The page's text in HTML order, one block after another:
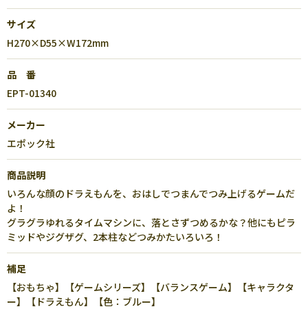
サイズ
H270×D55×W172mm
品 番
EPT-01340
メーカー
エポック社
商品説明
いろんな顔のドラえもんを、おはしでつまんでつみ上げるゲームだ
よ！
グラグラゆれるタイムマシンに、落とさずつめるかな？他にもピラ
ミッドやジグザグ、2本柱などつみかたいろいろ！
補足
【おもちゃ】【ゲームシリーズ】【バランスゲーム】【キャラクタ
ー】【ドラえもん】【色：ブルー】